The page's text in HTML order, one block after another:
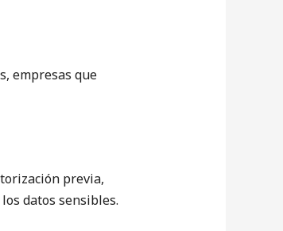
empresas que
previa,
datos sensibles.